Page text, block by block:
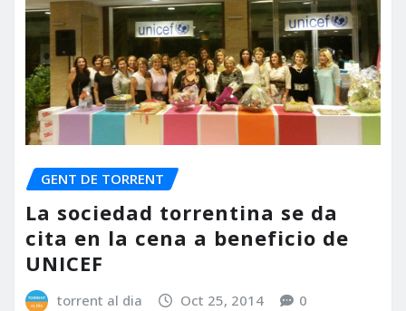
GENT DE TORRENT
La sociedad torrentina se da
cita en la cena a beneficio de
UNICEF
torrent al dia Oct 25, 2014 0